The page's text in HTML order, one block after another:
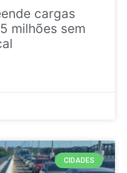
cargas
milhões sem
CIDADES